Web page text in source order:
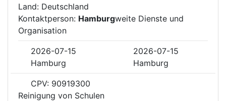
Land: Deutschland
Kontaktperson: Hamburgweite Dienste und
Organisation
2026-07-15
2026-07-15
Hamburg
Hamburg
CPV: 90919300
Reinigung von Schulen